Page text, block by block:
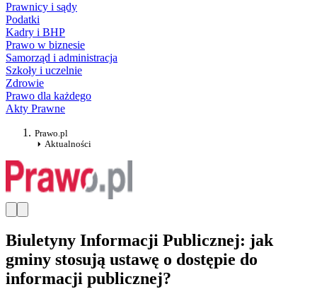
Prawnicy i sądy
Podatki
Kadry i BHP
Prawo w biznesie
Samorząd i administracja
Szkoły i uczelnie
Zdrowie
Prawo dla każdego
Akty Prawne
Prawo.pl
Aktualności
Biuletyny Informacji Publicznej: jak
gminy stosują ustawę o dostępie do
informacji publicznej?